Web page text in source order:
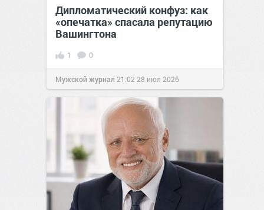
Дипломатический конфуз: как
«опечатка» спасала репутацию
Вашингтона
1 0
Мужской журнал 21:02 28 июл 2026